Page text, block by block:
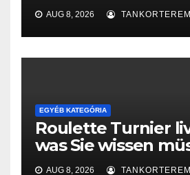
AUG 8, 2026 TANKORTEREM
EGYÉB KATEGÓRIA
Roulette Turnier
was Sie wissen
AUG 8, 2026 TANKORTEREM